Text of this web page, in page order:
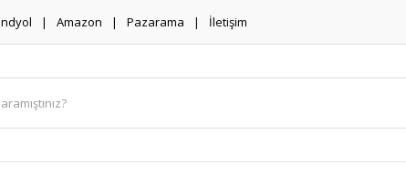
Amazon Pazarama İletişim